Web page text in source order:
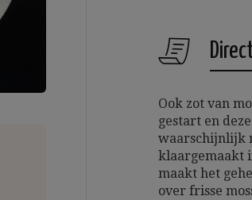
Ook zot van
gestart en
waarschijnlijk
klaargemaakt
maakt het
over frisse